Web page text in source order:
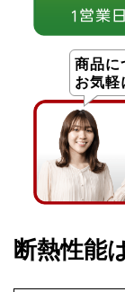
商品に
お気軽
断熱性能